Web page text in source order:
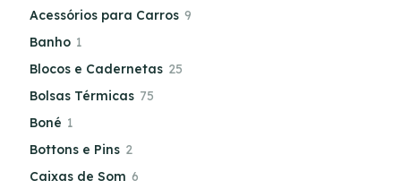
Acessórios para Carros 9
Banho 1
Blocos e Cadernetas 25
Bolsas Térmicas 75
Boné 1
Bottons e Pins 2
Caixas de Som 6